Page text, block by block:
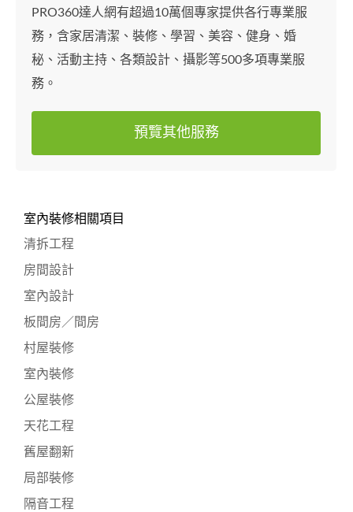
PRO360達人網有超過10萬個專家提供各行專業服
務，含家居清潔、裝修、學習、美容、健身、婚
秘、活動主持、各類設計、攝影等500多項專業服
務。
預覽其他服務
室內裝修相關項目
清拆工程
房間設計
室內設計
板間房／間房
村屋裝修
室內裝修
公屋裝修
天花工程
舊屋翻新
局部裝修
隔音工程